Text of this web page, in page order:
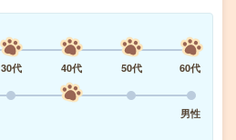
30代 40代 50代
60代
男性